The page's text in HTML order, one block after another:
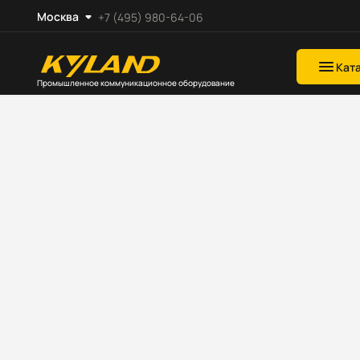
Москва +7 (495) 980-64-06
Промышленное коммуникационное оборудование